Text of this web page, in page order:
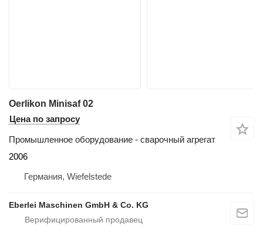
Oerlikon Minisaf 02
Цена по запросу
Промышленное оборудование - сварочный агрегат
2006
Германия, Wiefelstede
Eberlei Maschinen GmbH & Co. KG